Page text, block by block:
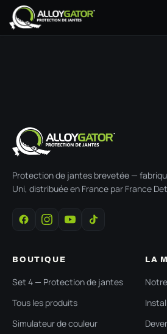
Se rendre au contenu
Protection de jantes brevetée —
Uni, distribuée en France par France
BOUTIQUE
Set 4 — Protection de jantes
Tous les produits
Simulateur de couleur
LA